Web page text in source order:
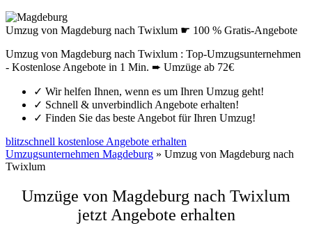
Umzug von Magdeburg nach Twixlum ☛ 100 % Gratis-Angebote
Umzug von Magdeburg nach Twixlum : Top-Umzugsunternehmen
- Kostenlose Angebote in 1 Min. ➨ Umzüge ab 72€
✓ Wir helfen Ihnen, wenn es um Ihren Umzug geht!
✓ Schnell & unverbindlich Angebote erhalten!
✓ Finden Sie das beste Angebot für Ihren Umzug!
blitzschnell kostenlose Angebote erhalten
Umzugsunternehmen Magdeburg » Umzug von Magdeburg nach
Twixlum
Umzüge von Magdeburg nach Twixlum
jetzt Angebote erhalten